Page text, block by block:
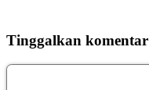
Tinggalkan komentar
Komentar